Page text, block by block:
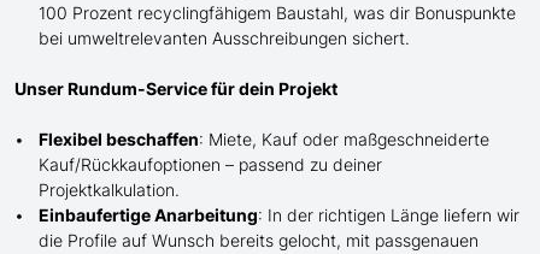
100 Prozent recyclingfähigem Baustahl, was dir Bonuspunkte
bei umweltrelevanten Ausschreibungen sichert.
Unser Rundum-Service für dein Projekt
Flexibel beschaffen: Miete, Kauf oder maßgeschneiderte
Kauf/Rückkaufoptionen – passend zu deiner
Projektkalkulation.
Einbaufertige Anarbeitung: In der richtigen Länge liefern wir
die Profile auf Wunsch bereits gelocht, mit passgenauen